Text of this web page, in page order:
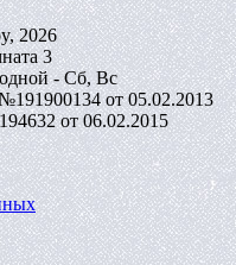
2026
3
- Сб, Вс
от 05.02.2013
от 06.02.2015